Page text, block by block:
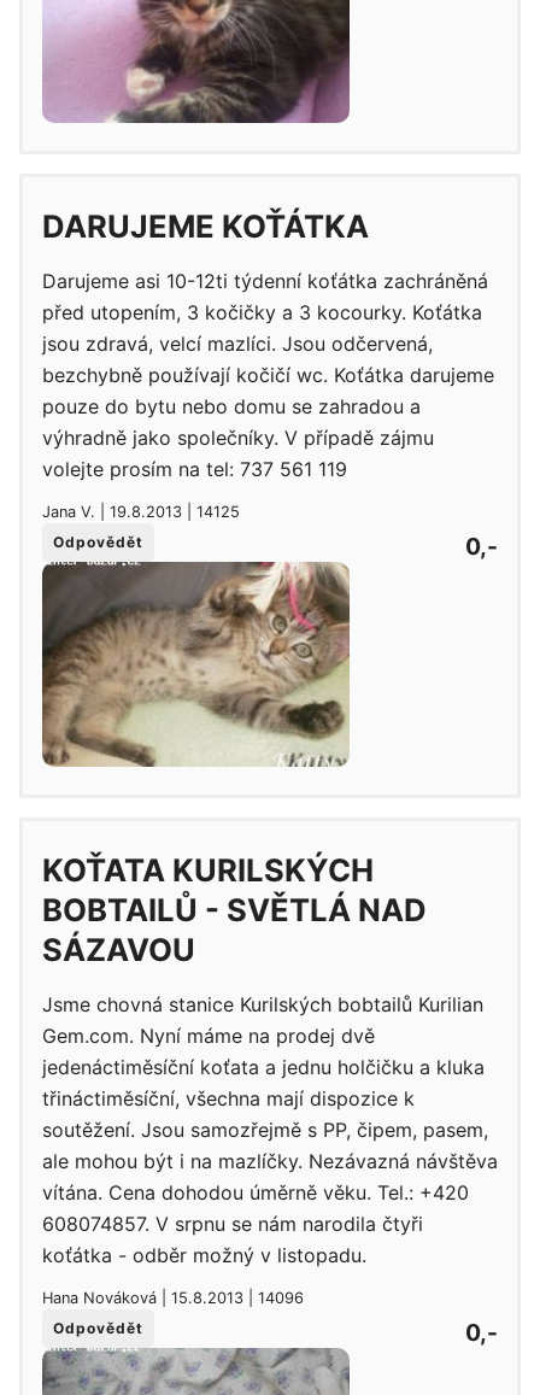
DARUJEME KOŤÁTKA
Darujeme asi 10-12ti týdenní koťátka zachráněná
před utopením, 3 kočičky a 3 kocourky. Koťátka
jsou zdravá, velcí mazlíci. Jsou odčervená,
bezchybně používají kočičí wc. Koťátka darujeme
pouze do bytu nebo domu se zahradou a
výhradně jako společníky. V případě zájmu
volejte prosím na tel: 737 561 119
Jana V. | 19.8.2013 | 14125
Odpovědět
0,-
KOŤATA KURILSKÝCH
BOBTAILŮ - SVĚTLÁ NAD
SÁZAVOU
Jsme chovná stanice Kurilských bobtailů Kurilian
Gem.com. Nyní máme na prodej dvě
jedenáctiměsíční koťata a jednu holčičku a kluka
třináctiměsíční, všechna mají dispozice k
soutěžení. Jsou samozřejmě s PP, čipem, pasem,
ale mohou být i na mazlíčky. Nezávazná návštěva
vítána. Cena dohodou úměrně věku. Tel.: +420
608074857. V srpnu se nám narodila čtyři
koťátka - odběr možný v listopadu.
Hana Nováková | 15.8.2013 | 14096
Odpovědět
0,-